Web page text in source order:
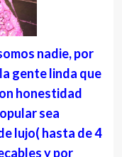
nadie, por
gente linda que
honestidad
sea
lujo( hasta de 4
y por